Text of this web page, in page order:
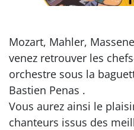
Mozart, Mahler,
venez retrouver les
orchestre sous la
Bastien Penas .
Vous aurez ainsi le
chanteurs issus des